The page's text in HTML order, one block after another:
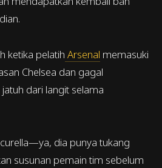
ketika pelatih Arsenal memasuki
Chelsea dan gagal
dari langit selama
dia punya tukang
susunan pemain tim sebelum